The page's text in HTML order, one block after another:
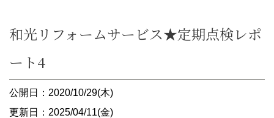
和光リフォームサービス★定期点検レポ
ート4
公開日：2020/10/29(木)
更新日：2025/04/11(金)